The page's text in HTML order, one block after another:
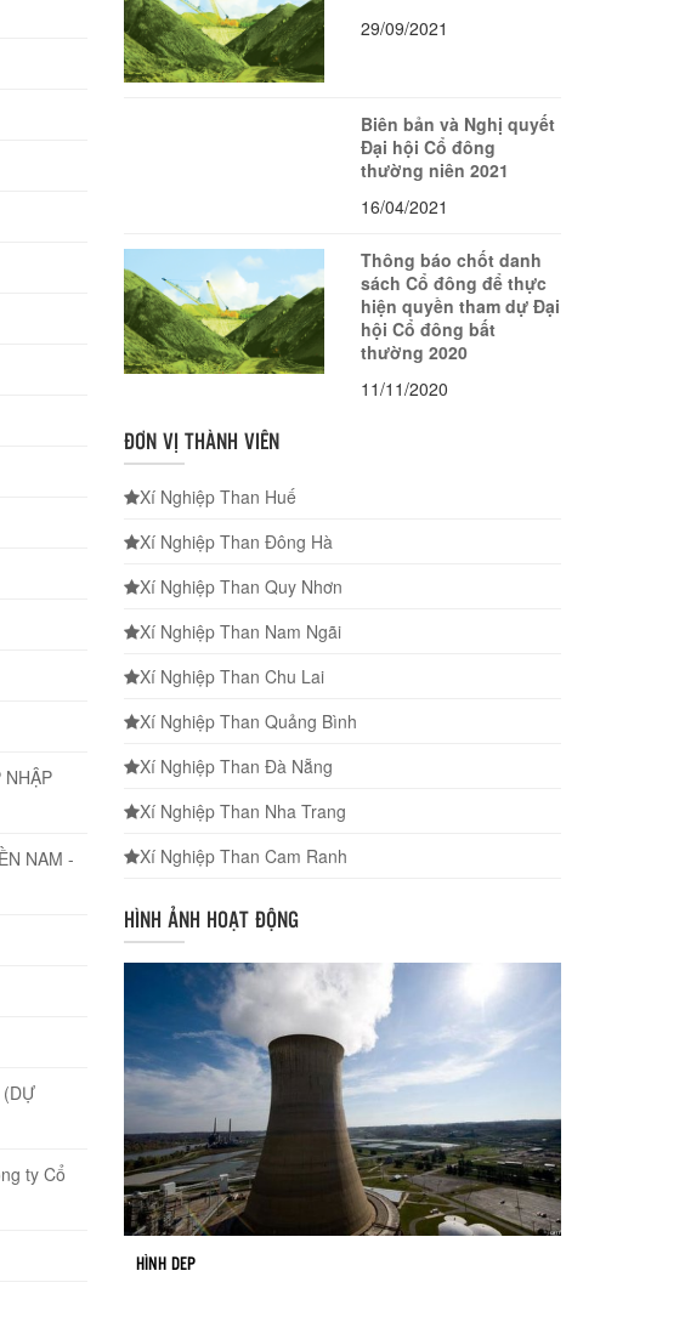
NHẬP
NAM -
ty Cổ
29/09/2021
Biên bản và Nghị quyết
Đại hội Cổ đông
thường niên 2021
16/04/2021
Thông báo chốt danh
sách Cổ đông để thực
hiện quyền tham dự Đại
hội Cổ đông bất
thường 2020
11/11/2020
ĐƠN VỊ THÀNH VIÊN
Xí Nghiệp Than Huế
Xí Nghiệp Than Đông Hà
Xí Nghiệp Than Quy Nhơn
Xí Nghiệp Than Nam Ngãi
Xí Nghiệp Than Chu Lai
Xí Nghiệp Than Quảng Bình
Xí Nghiệp Than Đà Nẵng
Xí Nghiệp Than Nha Trang
Xí Nghiệp Than Cam Ranh
HÌNH ẢNH HOẠT ĐỘNG
HÌNH DEP